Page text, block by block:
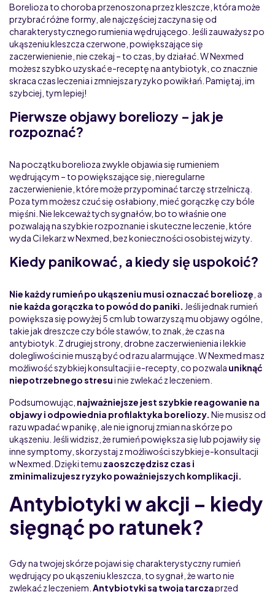
Borelioza to choroba przenoszona przez kleszcze, która może
przybrać różne formy, ale najczęściej zaczyna się od
charakterystycznego rumienia wędrującego. Jeśli zauważysz po
ukąszeniu kleszcza czerwone, powiększające się
zaczerwienienie, nie czekaj – to czas, by działać. W Nexmed
możesz szybko uzyskać e-receptę na antybiotyk, co znacznie
skraca czas leczenia i zmniejsza ryzyko powikłań. Pamiętaj, im
szybciej, tym lepiej!
Pierwsze objawy boreliozy – jak je
rozpoznać?
Na początku borelioza zwykle objawia się rumieniem
wędrującym – to powiększające się, nieregularne
zaczerwienienie, które może przypominać tarczę strzelniczą.
Poza tym możesz czuć się osłabiony, mieć gorączkę czy bóle
mięśni. Nie lekceważ tych sygnałów, bo to właśnie one
pozwalają na szybkie rozpoznanie i skuteczne leczenie, które
wyda Ci lekarz w Nexmed, bez konieczności osobistej wizyty.
Kiedy panikować, a kiedy się uspokoić?
Nie każdy rumień po ukąszeniu musi oznaczać boreliozę , a
nie każda gorączka to powód do paniki. Jeśli jednak rumień
powiększa się powyżej 5 cm lub towarzyszą mu objawy ogólne,
takie jak dreszcze czy bóle stawów, to znak, że czas na
antybiotyk. Z drugiej strony, drobne zaczerwienienia i lekkie
dolegliwości nie muszą być od razu alarmujące. W Nexmed masz
możliwość szybkiej konsultacji i e-recepty, co pozwala uniknąć
niepotrzebnego stresui nie zwlekać z leczeniem.
Podsumowując, najważniejsze jest szybkie reagowanie na
objawy i odpowiednia profilaktyka boreliozy. Nie musisz od
razu wpadać w panikę, ale nie ignoruj zmian na skórze po
ukąszeniu. Jeśli widzisz, że rumień powiększa się lub pojawiły się
inne symptomy, skorzystaj z możliwości szybkiej e-konsultacji
w Nexmed. Dzięki temu zaoszczędzisz czas i
zminimalizujesz ryzyko poważniejszych komplikacji.
Antybiotyki w akcji – kiedy
sięgnąć po ratunek?
Gdy na twojej skórze pojawi się charakterystyczny rumień
wędrujący po ukąszeniu kleszcza, to sygnał, że warto nie
zwlekać z leczeniem. Antybiotyki są twoją tarcząprzed